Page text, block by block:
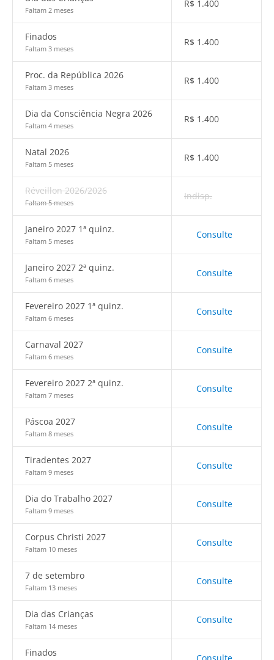
Faltam 2 meses
R$ 1.400
Finados
Faltam 3 meses
R$ 1.400
Proc. da República 2026
Faltam 3 meses
R$ 1.400
Dia da Consciência Negra 2026
Faltam 4 meses
R$ 1.400
Natal 2026
Faltam 5 meses
R$ 1.400
Réveillon 2026/2026
Faltam 5 meses
Indisp.
Janeiro 2027 1ª quinz.
Faltam 5 meses
Consulte
Janeiro 2027 2ª quinz.
Faltam 6 meses
Consulte
Fevereiro 2027 1ª quinz.
Faltam 6 meses
Consulte
Carnaval 2027
Faltam 6 meses
Consulte
Fevereiro 2027 2ª quinz.
Faltam 7 meses
Consulte
Páscoa 2027
Faltam 8 meses
Consulte
Tiradentes 2027
Faltam 9 meses
Consulte
Dia do Trabalho 2027
Faltam 9 meses
Consulte
Corpus Christi 2027
Faltam 10 meses
Consulte
7 de setembro
Faltam 13 meses
Consulte
Dia das Crianças
Faltam 14 meses
Consulte
Finados